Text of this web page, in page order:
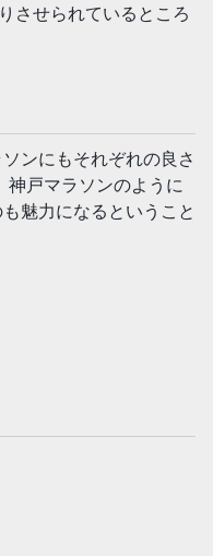
させられているところ
ンにもそれぞれの良さ
戸マラソンのように
魅力になるということ